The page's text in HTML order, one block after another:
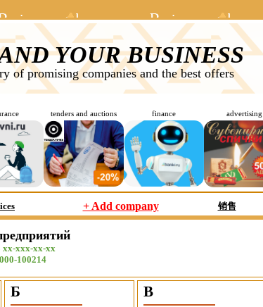
YOUR BUSINESS
of promising companies and the best offers
tenders and auctions finance advertising
+ Add company 销售
хх-ххх-хх-хх
100214
Б В